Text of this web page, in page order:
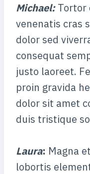
Michael:Tortor
venenatis cras
dolor sed
consequat
justo laoreet.
proin gravida
dolor sit amet
duis tristique
Laura: Magna
lobortis